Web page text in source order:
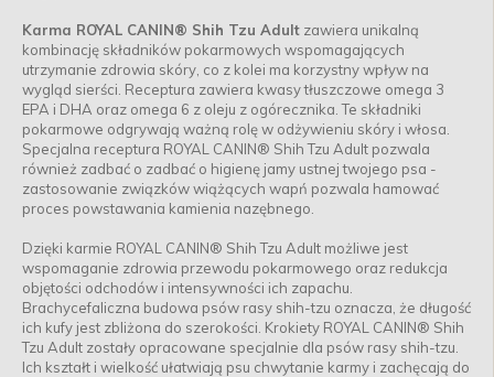
Karma ROYAL CANIN® Shih Tzu Adult zawiera unikalną
kombinację składników pokarmowych wspomagających
utrzymanie zdrowia skóry, co z kolei ma korzystny wpływ na
wygląd sierści. Receptura zawiera kwasy tłuszczowe omega 3
EPA i DHA oraz omega 6 z oleju z ogórecznika. Te składniki
pokarmowe odgrywają ważną rolę w odżywieniu skóry i włosa.
Specjalna receptura ROYAL CANIN® Shih Tzu Adult pozwala
również zadbać o zadbać o higienę jamy ustnej twojego psa -
zastosowanie związków wiążących wapń pozwala hamować
proces powstawania kamienia nazębnego.
Dzięki karmie ROYAL CANIN® Shih Tzu Adult możliwe jest
wspomaganie zdrowia przewodu pokarmowego oraz redukcja
objętości odchodów i intensywności ich zapachu.
Brachycefaliczna budowa psów rasy shih-tzu oznacza, że długość
ich kufy jest zbliżona do szerokości. Krokiety ROYAL CANIN® Shih
Tzu Adult zostały opracowane specjalnie dla psów rasy shih-tzu.
Ich kształt i wielkość ułatwiają psu chwytanie karmy i zachęcają do